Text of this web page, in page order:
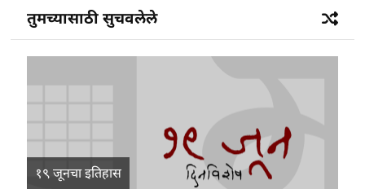
तुमच्यासाठी सुचवलेले
१९ जूनचा इतिहास